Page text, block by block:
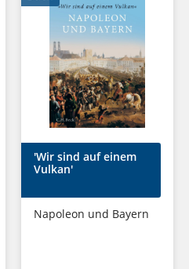
'Wir sind auf einem
Vulkan'
Napoleon und Bayern